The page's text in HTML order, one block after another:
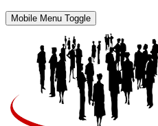
Mobile Menu Toggle